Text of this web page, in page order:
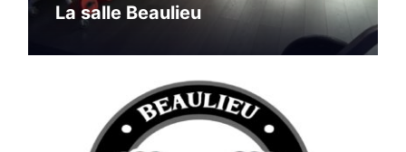
La salle Beaulieu